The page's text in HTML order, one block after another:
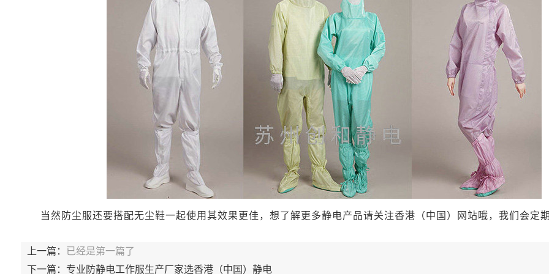
当然防尘服还要搭配无尘鞋一起使用其效果更佳，想了解更多静电产品请关注香港（中国）网站哦，我们会定
上一篇：
已经是第一篇了
下一篇： 专业防静电工作服生产厂家选香港（中国）静电